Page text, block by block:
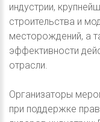
индустрии,
строительства и
месторождений, а
эффективности
отрасли.
Организаторы
при поддержке